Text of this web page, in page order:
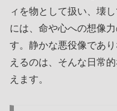
ィを物として扱い、壊
には、命や心への想像
す。静かな悪役像であ
えるのは、そんな日常
えます。